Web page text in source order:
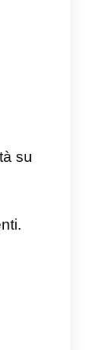
se
di cui la
Ti
e
la